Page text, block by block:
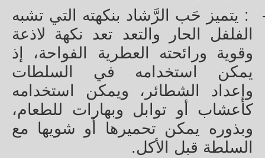
: يتميز حَب الرَّشاد بنكهته التي تشبه
الفلفل الحار والتعد تعد نكهة لاذعة
وقوية ورائحته العطرية الفواحة، إذ
يمكن استخدامه في السلطات
وإعداد الشطائر، ويمكن استخدامه
كأعشاب أو توابل وبهارات للطعام،
وبذوره يمكن تحميرها أو شويها مع
السلطة قبل الأكل.